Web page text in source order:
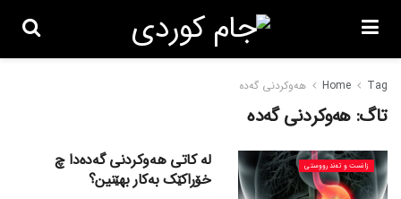
Home Tag هەوکردنی گەدە
تاگ: هەوکردنی گەدە
زانست و تەندرووستی
لە کاتی هەوکردنی گەدەدا چ
خۆراکێک بەکار بهێنین؟